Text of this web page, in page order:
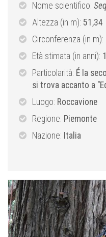
Nome scientifico:
Altezza (in m): 51,34
Circonferenza (in m):
Età stimata (in anni):
Particolarità: É la
si trova accanto a
Luogo: Roccavione
Regione: Piemonte
Nazione: Italia